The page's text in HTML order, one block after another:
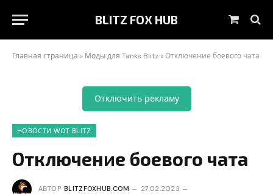
BLITZ FOX HUB Корзина
Главная страница » Моды для Tanks Blitz »Отключение боевого чата
Отключить рекламу
НОВОСТИ WOT BLITZ
Отключение боевого чата
АВТОР BLITZFOXHUB.COM 27.02.2023